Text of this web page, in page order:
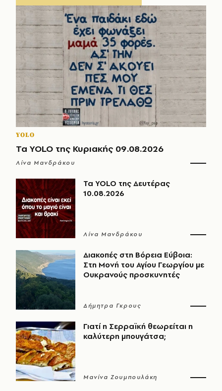
YOLO
Τα YOLO της Κυριακής 09.08.2026
Λίνα Μανδράκου
Τα YOLO της Δευτέρας
10.08.2026
Λίνα Μανδράκου
Διακοπές στη Βόρεια Εύβοια:
Στη Μονή του Αγίου Γεωργίου με
Ουκρανούς προσκυνητές
Δήμητρα Γκρους
Γιατί η Σερραϊκή θεωρείται η
καλύτερη μπουγάτσα;
Μανίνα Ζουμπουλάκη